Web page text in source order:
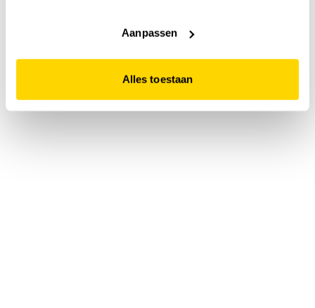
website niet optimaal functioneert.
Aanpassen
Alles toestaan